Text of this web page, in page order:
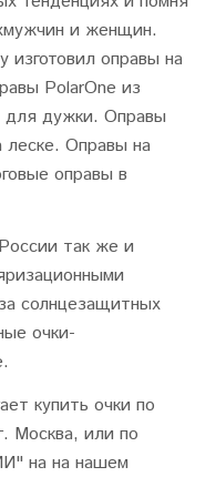
и женщин.
оправы на
PolarOne из
для дужки. Оправы
Оправы на
оправы в
так же и
солнцезащитных
очки-
купить очки по
Москва, или по
на на нашем